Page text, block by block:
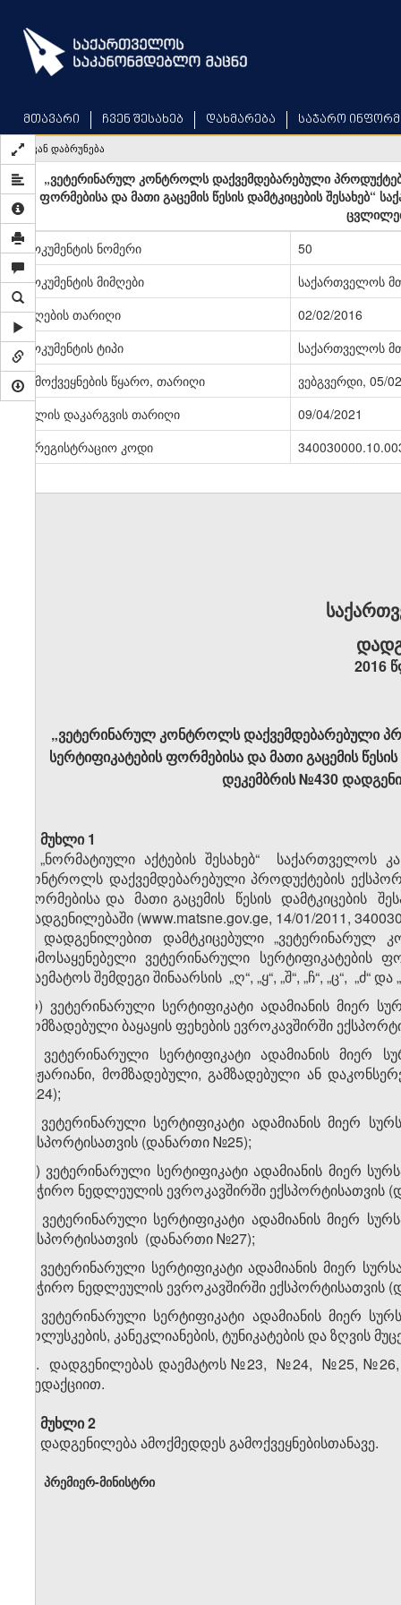
main
content
მთავარი ჩვენ შესახებ დახმარება საჯარო
უკან დაბრუნება
„ვეტერინარულ კონტროლს დაქვემდებარებული
ფორმებისა და მათი გაცემის წესის დამტკიცების
დოკუმენტის ნომერი
50
დოკუმენტის მიმღები
საქართველოს
მიღების თარიღი
02/02/2016
დოკუმენტის ტიპი
საქართველოს
გამოქვეყნების წყარო, თარიღი
ვებგვერდი, 05/
ძალის დაკარგვის თარიღი
09/04/2021
სარეგისტრაციო კოდი
2016
„ვეტერინარულ კონტროლს დაქვემდებარებული
სერტიფიკატების ფორმებისა და მათი გაცემის
დეკემბრის №430
მუხლი 1
„ნორმატიული აქტების შესახებ“ საქართველოს
კონტროლს დაქვემდებარებული პროდუქტების
ფორმებისა და მათი გაცემის წესის დამტკიცების
დადგენილებაში (www.matsne.gov.ge, 14/01/2011,
1. დადგენილებით დამტკიცებული
გამოსაყენებელი ვეტერინარული სერტიფიკატების
დაემატოს შემდეგი შინაარსის „ღ“, „ყ“, „შ“, „ჩ“, „ც“, „ძ“ და
„ღ) ვეტერინარული სერტიფიკატი ადამიანის მიერ
მომზადებული ბაყაყის ფეხების ევროკავშირში
ყ) ვეტერინარული სერტიფიკატი ადამიანის მიერ
ნიჟარიანი, მომზადებული, გამზადებული ან
№24);
შ) ვეტერინარული სერტიფიკატი ადამიანის მიერ
ექსპორტისათვის (დანართი №25);
ჩ) ვეტერინარული სერტიფიკატი ადამიანის მიერ
საჭირო ნედლეულის ევროკავშირში ექსპორტისათვის
ც) ვეტერინარული სერტიფიკატი ადამიანის მიერ
ექსპორტისათვის (დანართი №27);
ძ) ვეტერინარული სერტიფიკატი ადამიანის მიერ
საჭირო ნედლეულის ევროკავშირში ექსპორტისათვის
წ) ვეტერინარული სერტიფიკატი ადამიანის მიერ
მოლუსკების, კანეკლიანების, ტუნიკატების და ზღვის
2. დადგენილებას დაემატოს №23, №24, №25,
რედაქციით.
მუხლი 2
დადგენილება ამოქმედდეს გამოქვეყნებისთანავე.
პრემიერ-მინისტრი